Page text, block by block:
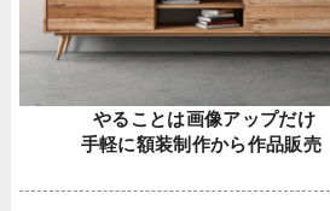
やることは画像アップだけ
手軽に額装制作から作品販売